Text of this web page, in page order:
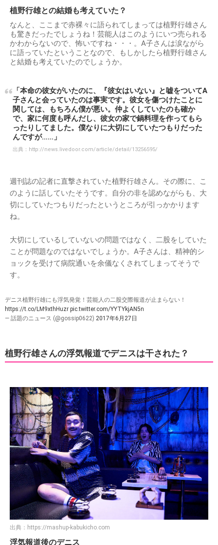
植野行雄との結婚も考えていた？
なんと、ここまで赤裸々に語られてしまっては植野行雄さん
も驚きだったでしょうね！芸能人はこのようにいつ売られる
かわからないので、怖いですね・・・。A子さんは涙ながら
に語っていたということなので、もしかしたら植野行雄さん
と結婚も考えていたのでしょうか。
「本命の彼女がいたのに、『彼女はいない』と嘘をついてA
子さんと会っていたのは事実です。彼女を傷つけたことに
関しては、もちろん僕が悪い。仲よくしていたのも確か
で、家に何度も呼んだし、彼女の家で鍋料理を作ってもら
ったりしてました。僕なりに大切にしていたつもりだった
んですが……」
出典： http://news.livedoor.com/article/detail/13256595/
週刊誌の記者に直撃されていた植野行雄さん。その際に、こ
のように話していたそうです。自分の非を認めながらも、大
切にしていたつもりだったというところが引っかかります
ね。
大切にしているしていないの問題ではなく、二股をしていた
ことが問題なのではないでしょうか。A子さんは、精神的シ
ョックを受けて病院通いを余儀なくされてしまってそうで
す。
デニス植野行雄にも浮気発覚！芸能人の二股交際報道が止まらない！
https://t.co/LM9xthHuzr pic.twitter.com/YYTYkjAN5n
— 話題のニュース (@gossip0622) 2017年6月27日
植野行雄さんの浮気報道でデニスは干された？
出典： https://mashup-kabukicho.com
浮気報道後のデニス